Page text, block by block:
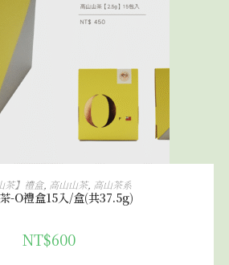
加入購物車
茶】禮盒, 高山山茶, 高山茶系
-O禮盒15入/盒(共37.5g)
NT$600